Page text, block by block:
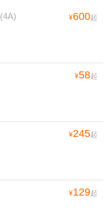
(4A) ¥600起
¥58起
¥245起
¥129起